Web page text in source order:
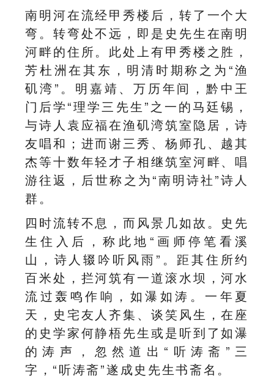
南明河在流经甲秀楼 后，转了一个大
弯。转弯处不远，即是史先生在南明
河畔的住所。此处上有甲秀楼之胜，
芳杜洲在其东，明清时期称之为“渔
矶湾”。明嘉靖、万历年间，黔中王
门后学“理学三先生”之一的马廷锡，
与诗人袁应福在渔矶湾筑室隐居，诗
友唱和；进而谢三秀 、杨师孔、越其
杰等十数年轻才子相继筑室河畔、唱
游往返，后世称之为“南明诗社”诗人
群。
四时流转不息，而风景几如故。史先
生住入后，称此地“画师停笔看溪
山，诗人辍吟听风雨”。距其住所约
百米处，拦河筑有一道滚水坝，河水
流过轰鸣作响，如瀑如涛。一年夏
天，史宅友人齐集、谈笑风生，在座
的史学家何静梧先生或是听到了如瀑
的涛声，忽然道出“听涛斋”三
字，“听涛斋”遂成史先生书斋名。